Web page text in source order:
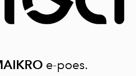
e-poes.